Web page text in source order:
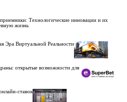
Технологические инновации и их
жизнь
Эра Виртуальной Реальности
открытые возможности для
ставок